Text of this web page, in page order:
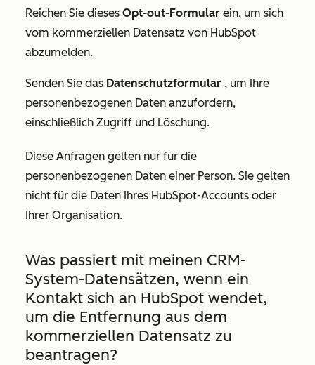
Reichen Sie dieses Opt-out-Formular ein, um sich
vom kommerziellen Datensatz von HubSpot
abzumelden.
Senden Sie das Datenschutzformular , um Ihre
personenbezogenen Daten anzufordern,
einschließlich Zugriff und Löschung.
Diese Anfragen gelten nur für die
personenbezogenen Daten einer Person. Sie gelten
nicht für die Daten Ihres HubSpot-Accounts oder
Ihrer Organisation.
Was passiert mit meinen CRM-
System-Datensätzen, wenn ein
Kontakt sich an HubSpot wendet,
um die Entfernung aus dem
kommerziellen Datensatz zu
beantragen?